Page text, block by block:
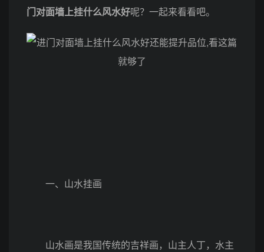
门对面墙上挂什么风水好呢？一起来看看吧。
一、山水挂画
山水画是我国传统的吉祥画，山主人丁，水主